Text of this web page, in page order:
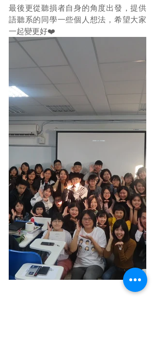
最後更從聽損者自身的角度出發，提供
語聽系的同學一些個人想法，希望大家
一起變更好❤️